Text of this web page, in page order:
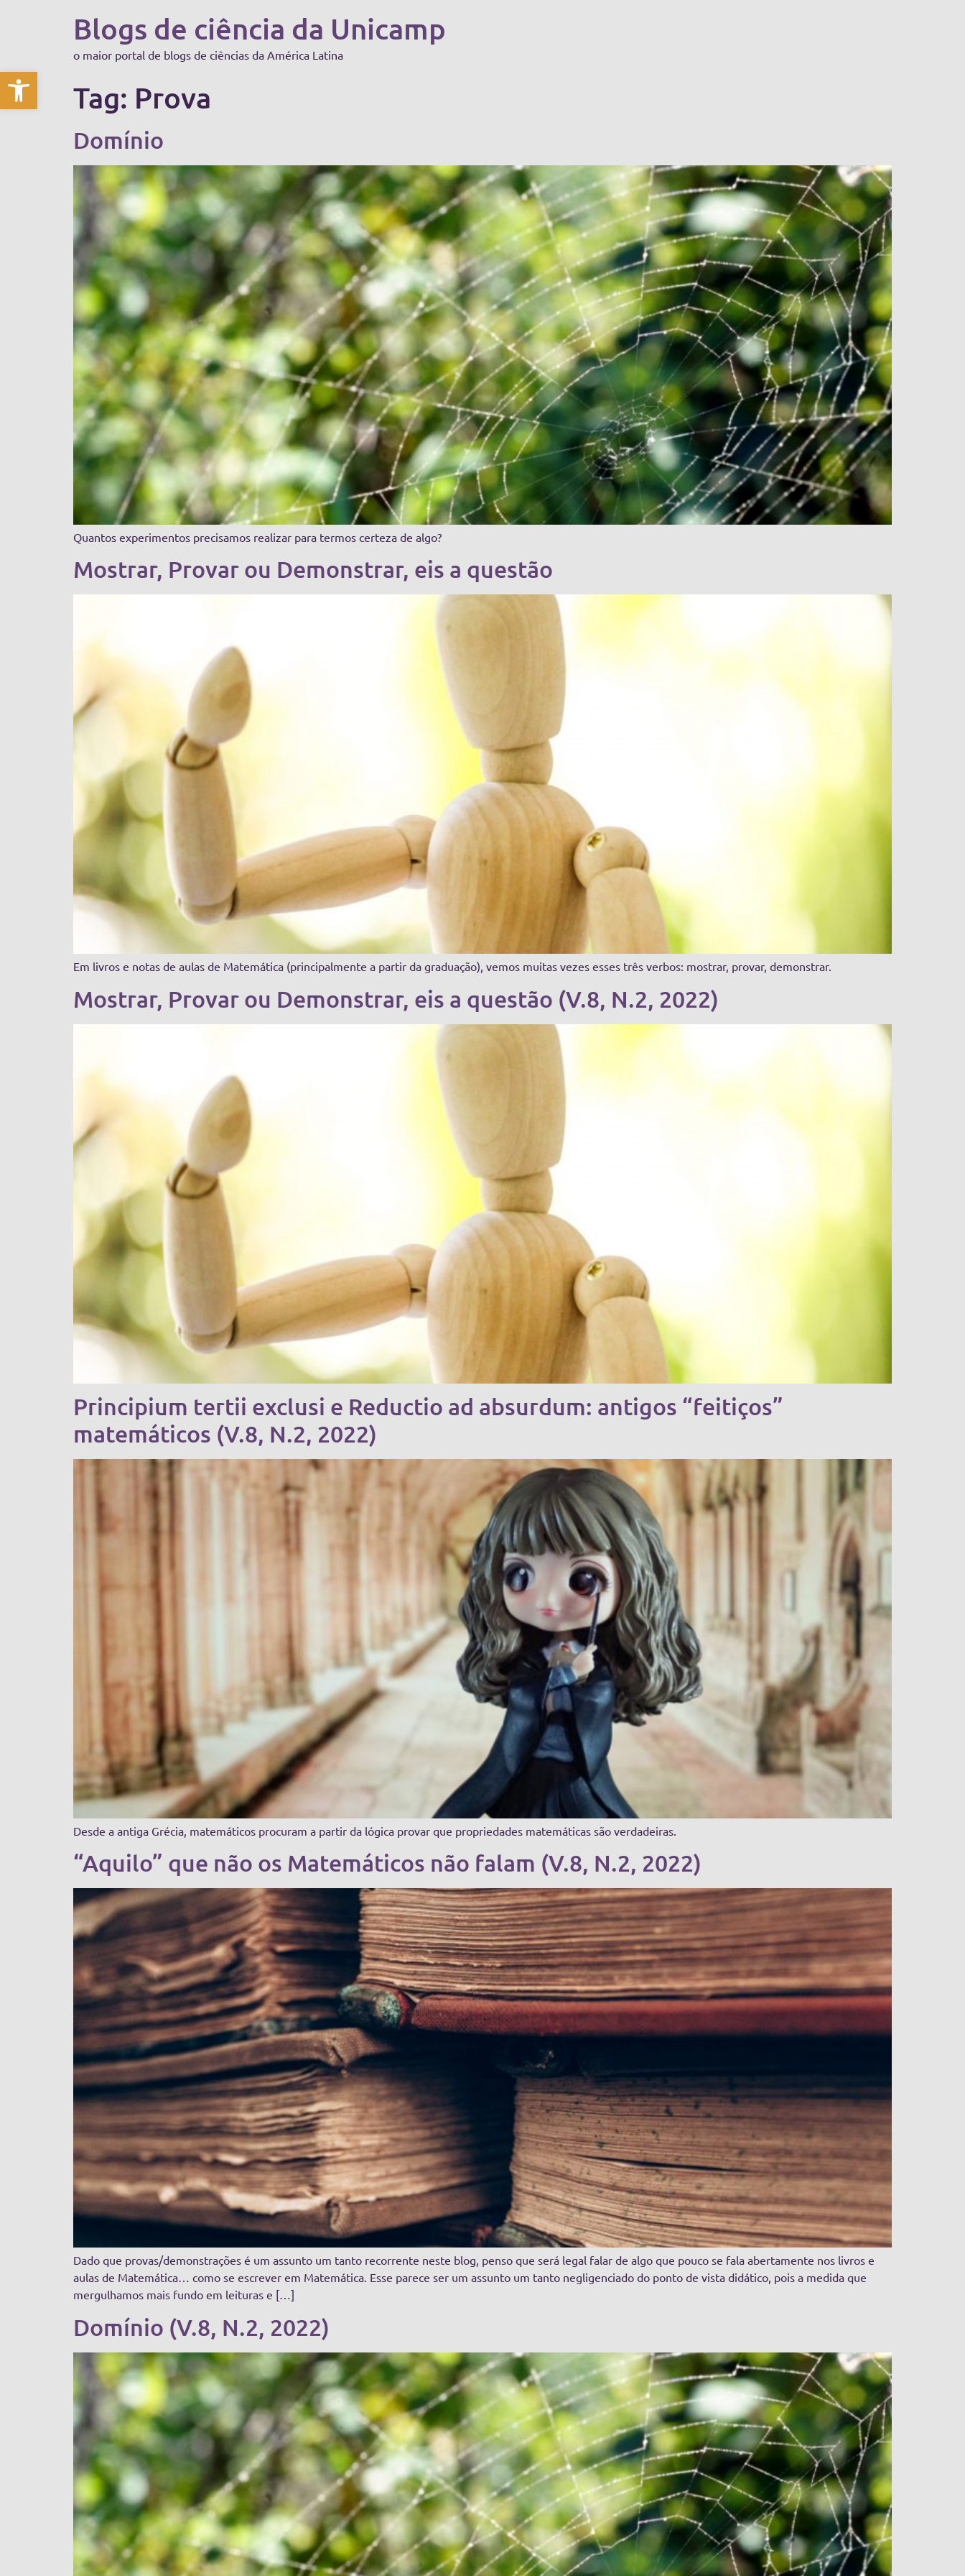
Abrir a barra de ferramentas
Blogs de ciência da Unicamp
o maior portal de blogs de ciências da América Latina
Tag: Prova
Domínio
Quantos experimentos precisamos realizar para termos certeza de algo?
Mostrar, Provar ou Demonstrar, eis a questão
Em livros e notas de aulas de Matemática (principalmente a partir da graduação), vemos muitas vezes esses três verbos: mostrar, provar, demonstrar.
Mostrar, Provar ou Demonstrar, eis a questão (V.8, N.2, 2022)
Principium tertii exclusi e Reductio ad absurdum: antigos “feitiços”
matemáticos (V.8, N.2, 2022)
Desde a antiga Grécia, matemáticos procuram a partir da lógica provar que propriedades matemáticas são verdadeiras.
“Aquilo” que não os Matemáticos não falam (V.8, N.2, 2022)
Dado que provas/demonstrações é um assunto um tanto recorrente neste blog, penso que será legal falar de algo que pouco se fala abertamente nos livros e
aulas de Matemática… como se escrever em Matemática. Esse parece ser um assunto um tanto negligenciado do ponto de vista didático, pois a medida que
mergulhamos mais fundo em leituras e […]
Domínio (V.8, N.2, 2022)